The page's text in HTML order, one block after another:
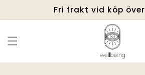
Fri frakt vid köp